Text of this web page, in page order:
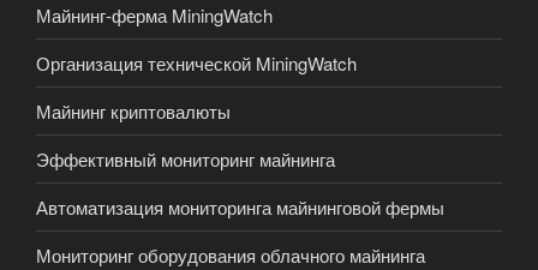
Майнинг-ферма MiningWatch
Организация технической MiningWatch
Майнинг криптовалюты
Эффективный мониторинг майнинга
Автоматизация мониторинга майнинговой фермы
Мониторинг оборудования облачного майнинга